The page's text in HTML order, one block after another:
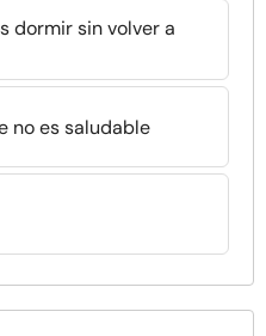
dormir sin volver a
no es saludable